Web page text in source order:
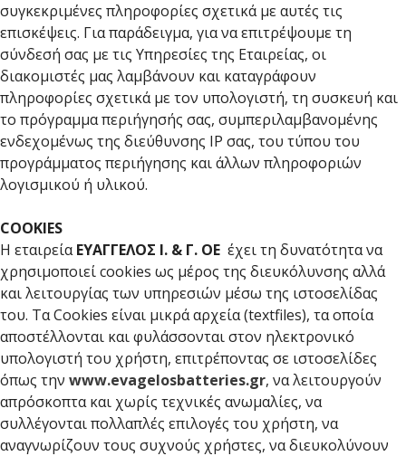
συγκεκριμένες πληροφορίες σχετικά με αυτές τις
επισκέψεις. Για παράδειγμα, για να επιτρέψουμε τη
σύνδεσή σας με τις Υπηρεσίες της Εταιρείας, οι
διακομιστές μας λαμβάνουν και καταγράφουν
πληροφορίες σχετικά με τον υπολογιστή, τη συσκευή και
το πρόγραμμα περιήγησής σας, συμπεριλαμβανομένης
ενδεχομένως της διεύθυνσης IP σας, του τύπου του
προγράμματος περιήγησης και άλλων πληροφοριών
λογισμικού ή υλικού.
CΟΟΚΙΕS
Η εταιρείαΕΥΑΓΓΕΛΟΣ Ι. & Γ. ΟΕ έχει τη δυνατότητα να
χρησιμοποιεί cookies ως μέρος της διευκόλυνσης αλλά
και λειτουργίας των υπηρεσιών μέσω της ιστοσελίδας
του. Τα Cookies είναι μικρά αρχεία (textfiles), τα οποία
αποστέλλονται και φυλάσσονται στον ηλεκτρονικό
υπολογιστή του χρήστη, επιτρέποντας σε ιστοσελίδες
όπως την www.evagelosbatteries.gr, να λειτουργούν
απρόσκοπτα και χωρίς τεχνικές ανωμαλίες, να
συλλέγονται πολλαπλές επιλογές του χρήστη, να
αναγνωρίζουν τους συχνούς χρήστες, να διευκολύνουν